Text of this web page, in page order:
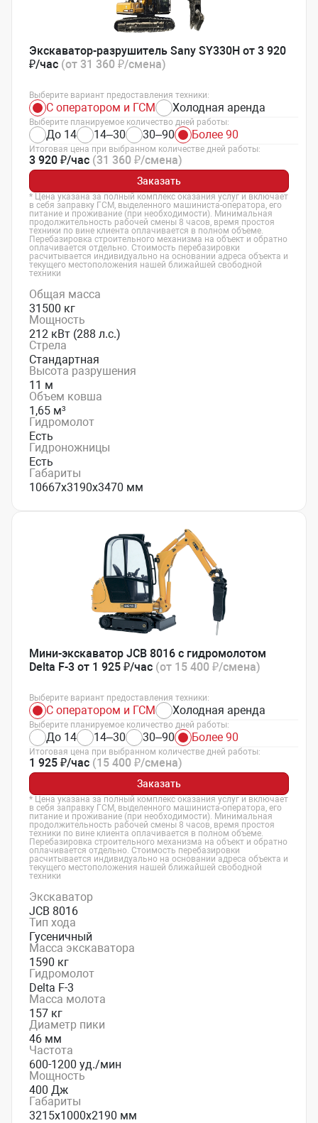
Экскаватор-разрушитель Sany SY330H от 3 920
₽/час (от 31 360 ₽/смена)
Выберите вариант предоставления техники:
С оператором и ГСМ Холодная аренда
Выберите планируемое количество дней работы:
До 14 14–30 30–90 Более 90
Итоговая цена при выбранном количестве дней работы:
3 920 ₽/час (31 360 ₽/смена)
Заказать
* Цена указана за полный комплекс оказания услуг и включает
в себя заправку ГСМ, выделенного машиниста-оператора, его
питание и проживание (при необходимости). Минимальная
продолжительность рабочей смены 8 часов, время простоя
техники по вине клиента оплачивается в полном объеме.
Перебазировка строительного механизма на объект и обратно
оплачивается отдельно. Стоимость перебазировки
расчитывается индивидуально на основании адреса объекта и
текущего местоположения нашей ближайшей свободной
техники
Общая масса
31500 кг
Мощность
212 кВт (288 л.с.)
Стрела
Стандартная
Высота разрушения
11 м
Объем ковша
1,65 м³
Гидромолот
Есть
Гидроножницы
Есть
Габариты
10667х3190х3470 мм
Мини-экскаватор JCB 8016 с гидромолотом
Delta F-3 от 1 925 ₽/час (от 15 400 ₽/смена)
Выберите вариант предоставления техники:
С оператором и ГСМ Холодная аренда
Выберите планируемое количество дней работы:
До 14 14–30 30–90 Более 90
Итоговая цена при выбранном количестве дней работы:
1 925 ₽/час (15 400 ₽/смена)
Заказать
* Цена указана за полный комплекс оказания услуг и включает
в себя заправку ГСМ, выделенного машиниста-оператора, его
питание и проживание (при необходимости). Минимальная
продолжительность рабочей смены 8 часов, время простоя
техники по вине клиента оплачивается в полном объеме.
Перебазировка строительного механизма на объект и обратно
оплачивается отдельно. Стоимость перебазировки
расчитывается индивидуально на основании адреса объекта и
текущего местоположения нашей ближайшей свободной
техники
Экскаватор
JCB 8016
Тип хода
Гусеничный
Масса экскаватора
1590 кг
Гидромолот
Delta F-3
Масса молота
157 кг
Диаметр пики
46 мм
Частота
600-1200 уд./мин
Мощность
400 Дж
Габариты
3215x1000x2190 мм